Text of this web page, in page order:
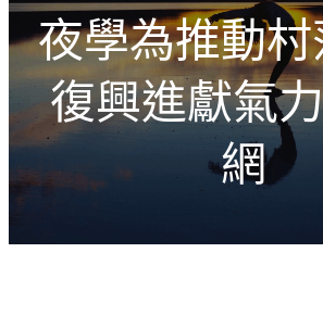
夜學為推動
復興進獻氣
網